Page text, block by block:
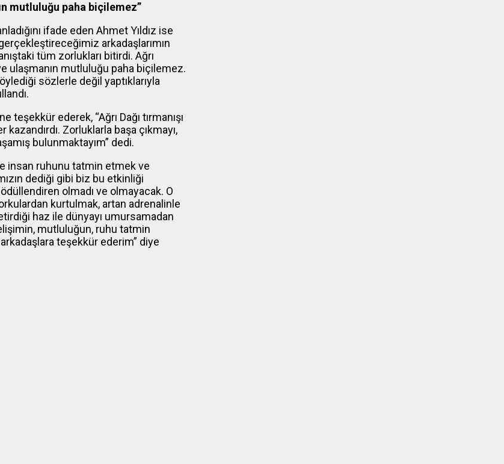
mutluluğu paha biçilemez”
ifade eden Ahmet Yıldız ise
gerçekleştireceğimiz arkadaşlarımın
tüm zorlukları bitirdi. Ağrı
ulaşmanın mutluluğu paha biçilemez.
sözlerle değil yaptıklarıyla
ederek, “Ağrı Dağı tırmanışı
Zorluklarla başa çıkmayı,
bulunmaktayım” dedi.
insan ruhunu tatmin etmek ve
dediği gibi biz bu etkinliği
olmadı ve olmayacak. O
kurtulmak, artan adrenalinle
haz ile dünyayı umursamadan
mutluluğun, ruhu tatmin
teşekkür ederim” diye